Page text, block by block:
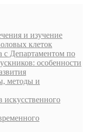
и изучение
клеток
с Департаментом по
особенности
методы и
искусственного